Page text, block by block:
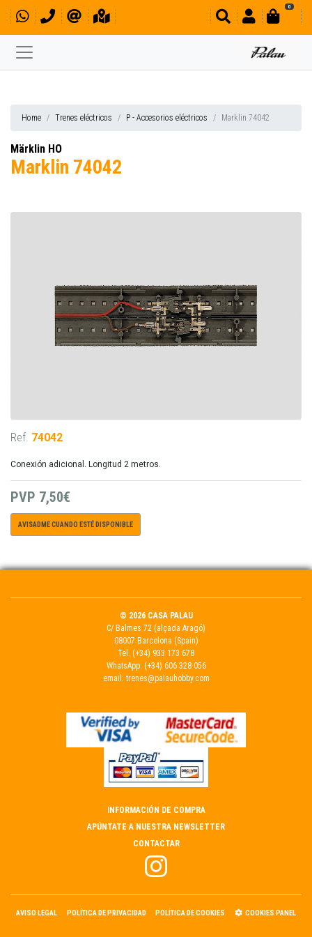
0
Home Trenes eléctricos P - Accesorios eléctricos Marklin 74042
Märklin HO
Marklin 74042
Ref. 74042
Conexión adicional. Longitud 2 metros.
PVP 7,50€
AVISADME CUANDO ESTÉ DISPONIBLE
© 2026 CASA PALAU
C/ Balmes 72 (alçada Aragó)
08007 Barcelona (Spain)
Tel. (+34) 933 173 678
WhatsApp: (+34) 606 328 056
email: trenes@palauhobby.com
INFORMACIÓN DE COMPRA
APÚNTATE A NUESTRA NEWSLETTER
CONTACTAR
AVISO LEGAL POLÍTICA DE PRIVACIDAD POLÍTICA DE COOKIES COOKIES PANEL